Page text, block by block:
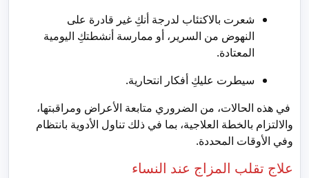
شعرت بالاكتئاب لدرجة أنكِ غير قادرة على
النهوض من السرير، أو ممارسة أنشطتكِ اليومية
المعتادة.
سيطرت عليكِ أفكار انتحارية.
في هذه الحالات، من الضروري متابعة الأعراض ومراقبتها،
والالتزام بالخطة العلاجية، بما في ذلك تناول الأدوية بانتظام
وفي الأوقات المحددة.
علاج تقلب المزاج عند النساء